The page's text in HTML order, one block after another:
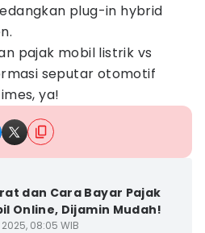
plug-in hybrid
pajak mobil listrik vs
seputar otomotif
ya!
dan Cara Bayar Pajak
Online, Dijamin Mudah!
2025, 08:05 WIB